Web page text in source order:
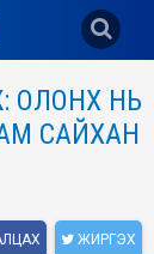
ОЛОНХ НЬ
САЙХАН
ЖИРГЭХ